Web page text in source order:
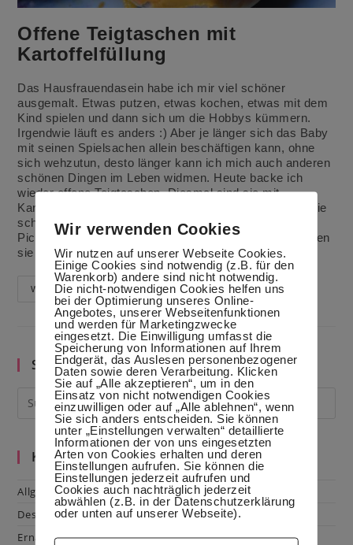
Offene Teigtaschen mit
Kartoffelfüllung
Das Hausfrauendasein habe ich mir viel schöner
ausgemalt. Etwas putzen, etwas kochen, etwas mit dem
Kind spielen und dann sich um die Hobbys kümmern.
Irgendwie läuft es anders :) Aber je länger sich das Baby
mit seinen Spielsachen allein beschäftigen kann, ohne
sich wehzutun, desto länger kann ich mich auch anderen
schönen Dingen im Leben widmen. Heute backe ich
wieder offene Teigtaschen. Diesmal sind sie mit
Kartoffeln gefüllt. Bis auf die Gehzeit des Teiges sind sie
schnell gemacht. Für die hoffentlich bald kommende
Picknickzeit genau das Richtige. Mit Salat ergänzt bilden
sie auch eine gute Mahlzeit. Auch…
WeiterlesenOffene
Teigtaschen
Mit
Kartoffelfüllung
Suche im Blog
Kategorien
Allgemein
Dessert
Ernährung
Wir verwenden Cookies
Wir nutzen auf unserer Webseite Cookies.
Einige Cookies sind notwendig (z.B. für den
Warenkorb) andere sind nicht notwendig.
Die nicht-notwendigen Cookies helfen uns
bei der Optimierung unseres Online-
Angebotes, unserer Webseitenfunktionen
und werden für Marketingzwecke
eingesetzt. Die Einwilligung umfasst die
Speicherung von Informationen auf Ihrem
Endgerät, das Auslesen personenbezogener
Daten sowie deren Verarbeitung. Klicken
Sie auf „Alle akzeptieren“, um in den
Einsatz von nicht notwendigen Cookies
einzuwilligen oder auf „Alle ablehnen“, wenn
Sie sich anders entscheiden. Sie können
unter „Einstellungen verwalten“ detaillierte
Informationen der von uns eingesetzten
Arten von Cookies erhalten und deren
Einstellungen aufrufen. Sie können die
Einstellungen jederzeit aufrufen und
Cookies auch nachträglich jederzeit
abwählen (z.B. in der Datenschutzerklärung
oder unten auf unserer Webseite).